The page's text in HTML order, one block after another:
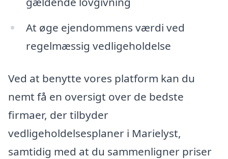
At øge ejendommens værdi ved
regelmæssig vedligeholdelse
Ved at benytte vores platform kan du
nemt få en oversigt over de bedste
firmaer, der tilbyder
vedligeholdelsesplaner i Marielyst,
samtidig med at du sammenligner priser